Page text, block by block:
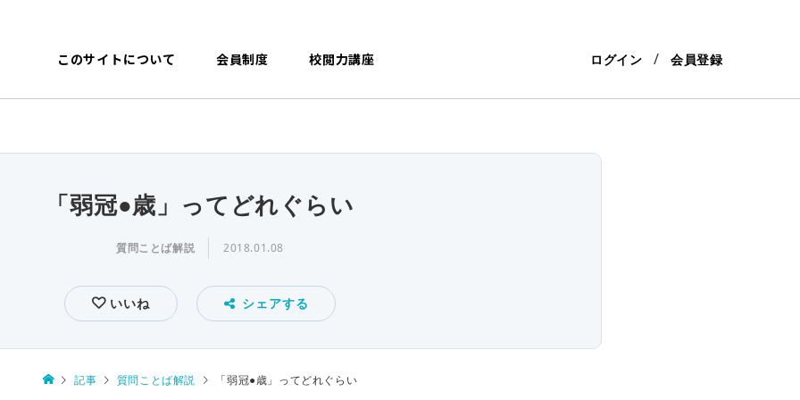
このサイトについて 会員制度 校閲力講座 ログイン 会員登録
「弱冠●歳」ってどれぐらい
質問ことば解説 2018.01.08
いいね シェアする
記事 質問ことば解説 「弱冠●歳」ってどれぐらい